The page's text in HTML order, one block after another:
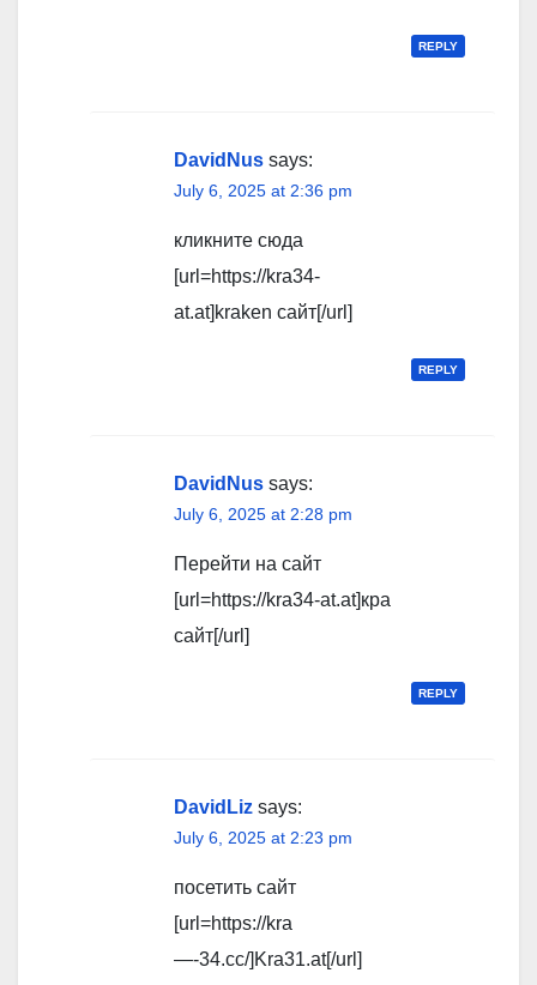
REPLY
DavidNus says:
July 6, 2025 at 2:36 pm
кликните сюда
[url=https://kra34-
at.at]kraken сайт[/url]
REPLY
DavidNus says:
July 6, 2025 at 2:28 pm
Перейти на сайт
[url=https://kra34-at.at]кра
сайт[/url]
REPLY
DavidLiz says:
July 6, 2025 at 2:23 pm
посетить сайт
[url=https://kra
—-34.cc/]Kra31.at[/url]